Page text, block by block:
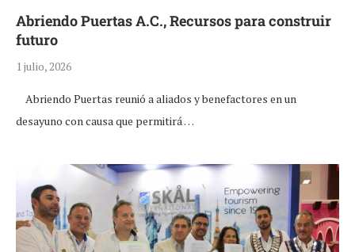
Abriendo Puertas A.C., Recursos para construir
futuro
1 julio, 2026
Abriendo Puertas reunió a aliados y benefactores en un
desayuno con causa que permitirá …